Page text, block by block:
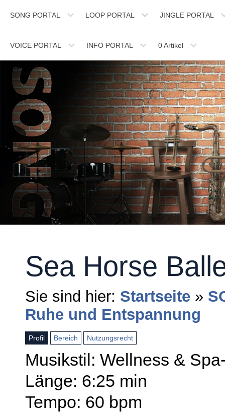
SONG PORTAL LOOP PORTAL JINGLE PORTAL
VOICE PORTAL INFO PORTAL 0Artikel
Sea Horse
Sie sind hier: Startseite »
Ruhe und Entspannung
Profil Bereich Nutzungsrecht
Musikstil: Wellness &
Länge: 6:25 min
Tempo: 60 bpm